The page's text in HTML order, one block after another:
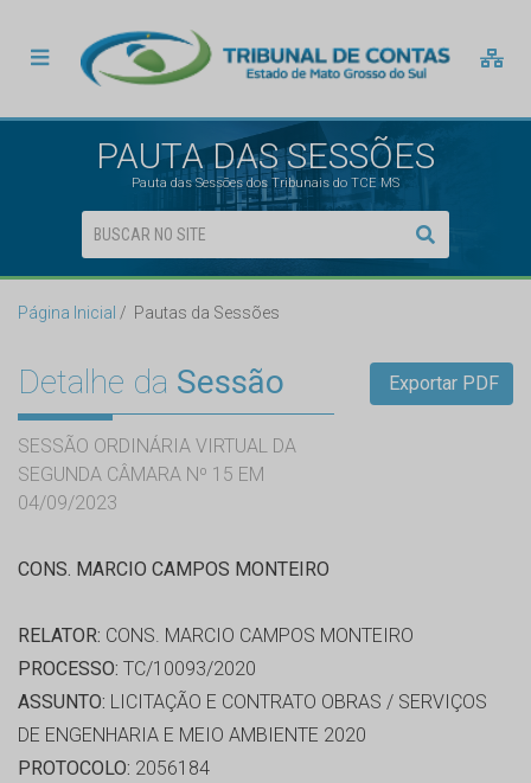
PAUTA DAS SESSÕES
Pauta das Sessões dos Tribunais do TCE MS
Página Inicial Pautas da Sessões
Detalhe da Sessão
SESSÃO ORDINÁRIA VIRTUAL DA
SEGUNDA CÂMARA Nº 15 EM
04/09/2023
Exportar PDF
CONS. MARCIO CAMPOS MONTEIRO
RELATOR: CONS. MARCIO CAMPOS MONTEIRO
PROCESSO: TC/10093/2020
ASSUNTO: LICITAÇÃO E CONTRATO OBRAS / SERVIÇOS
DE ENGENHARIA E MEIO AMBIENTE 2020
PROTOCOLO: 2056184